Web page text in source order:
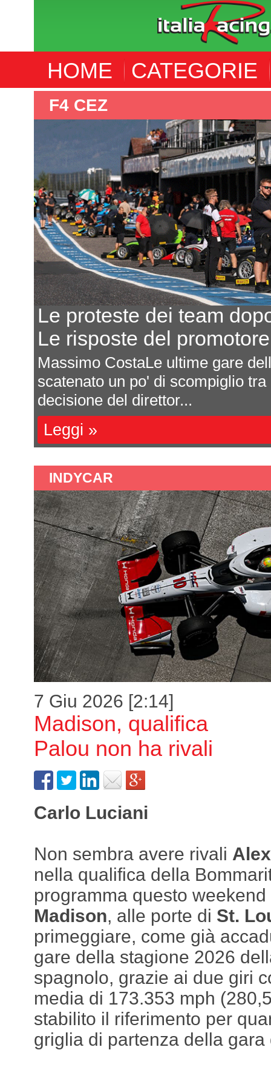
HOME CATEGORIE
F4 CEZ
Le proteste dei team
Le risposte del
Massimo CostaLe ultime gare
scatenato un po' di scompiglio
decisione del direttor...
Leggi »
INDYCAR
7 Giu 2026 [2:14]
Madison, qualifica
Palou non ha rivali
Carlo Luciani
Non sembra avere rivali
nella qualifica della
programma questo
Madison, alle porte di St.
primeggiare, come già
gare della stagione 2026
spagnolo, grazie ai due giri
media di 173.353 mph
stabilito il riferimento per
griglia di partenza della gara